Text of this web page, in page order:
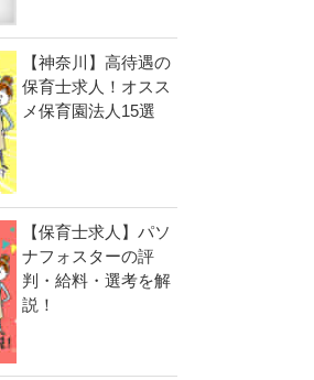
【神奈川】高待遇の
保育士求人！オスス
メ保育園法人15選
【保育士求人】パソ
ナフォスターの評
判・給料・選考を解
説！